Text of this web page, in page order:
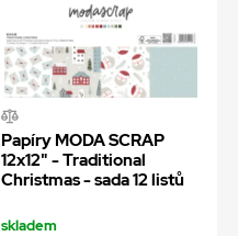
Papíry MODA SCRAP
12x12" - Traditional
Christmas - sada 12 listů
skladem